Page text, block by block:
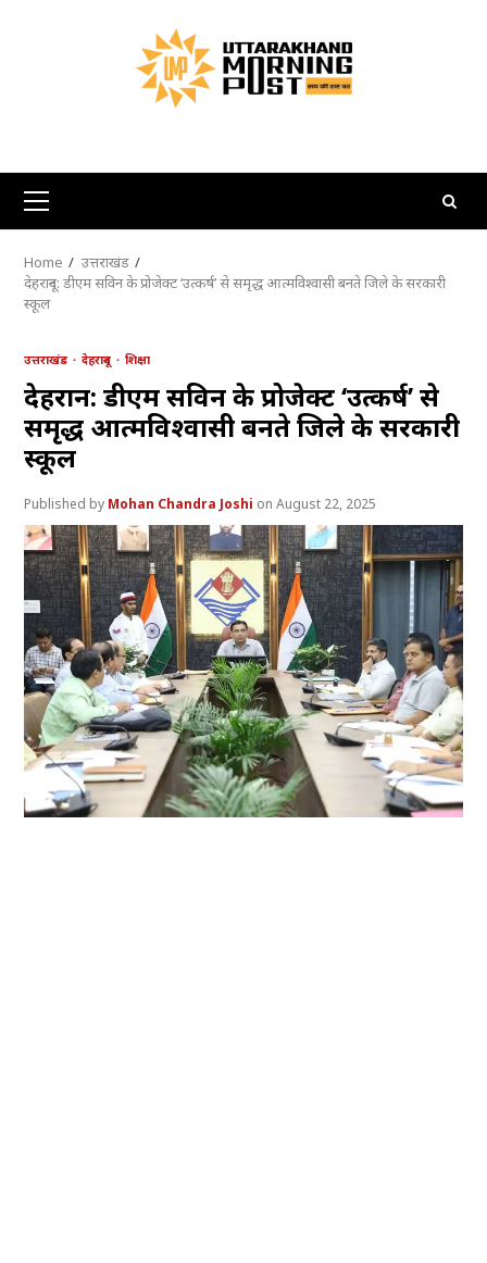
Primary
Menu
Home
उत्तराखंड
देहरादून: डीएम सविन के प्रोजेक्ट ‘उत्कर्ष’ से समृद्ध आत्मविश्वासी बनते जिले के सरकारी
स्कूल
उत्तराखंड देहरादून शिक्षा
देहरादून: डीएम सविन के प्रोजेक्ट ‘उत्कर्ष’ से
समृद्ध आत्मविश्वासी बनते जिले के सरकारी
स्कूल
Mohan Chandra Joshi August 22, 2025